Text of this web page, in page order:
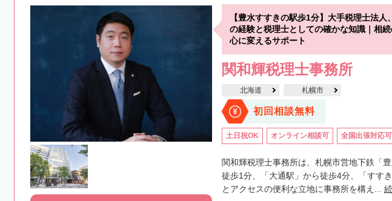
天塩郡遠別町 天塩郡天塩町 天塩郡豊富町 天塩郡幌延町 宗谷郡猿払村 枝幸郡浜頓別
枝幸郡枝幸町 利尻郡利尻町 利尻郡利尻富士町 網走郡
網走郡大空町 斜里郡斜里町
常呂郡置戸町 常呂郡佐呂間町 紋別郡湧別町 紋別郡滝上町 紋別郡興部町
紋別郡西興部村 紋別郡雄武町 白老郡白老町 沙流郡日高町
様似郡様似町 幌泉郡えりも町 日高郡新ひだか町 河東郡音更町
河東郡上士幌町 河東郡鹿追町 河西郡芽室町 河西郡中札内村 河西郡更別村 広尾郡大樹
広尾郡広尾町 十勝郡浦幌町 釧路郡釧路町 厚岸郡厚岸町
川上郡標茶町 白糠郡白糠町 野付郡別海町 標津郡中標津
【豊水すすきの駅歩1分】大手税理士法人
の経験と税理士としての確かな知識｜相
心に変えるサポート
関和輝税理士事務所
北海道 札幌市
初回相談無料
土日祝OK オンライン相談可 全国出張対応可
関和輝税理士事務所は、札幌市営地下鉄「
徒歩1分、「大通駅」から徒歩4分、「すす
とアクセスの便利な立地に事務所を構え...